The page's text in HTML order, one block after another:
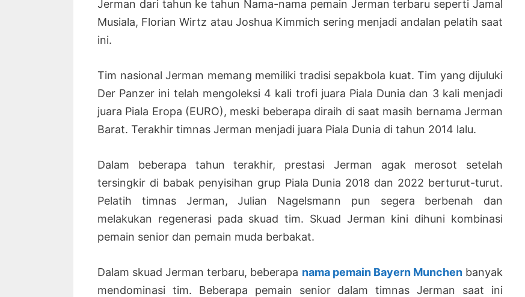
Jerman dari tahun ke tahun Nama-nama pemain Jerman terbaru seperti Jamal
Musiala, Florian Wirtz atau Joshua Kimmich sering menjadi andalan pelatih saat
ini.
Tim nasional Jerman memang memiliki tradisi sepakbola kuat. Tim yang dijuluki
Der Panzer ini telah mengoleksi 4 kali trofi juara Piala Dunia dan 3 kali menjadi
juara Piala Eropa (EURO), meski beberapa diraih di saat masih bernama Jerman
Barat. Terakhir timnas Jerman menjadi juara Piala Dunia di tahun 2014 lalu.
Dalam beberapa tahun terakhir, prestasi Jerman agak merosot setelah
tersingkir di babak penyisihan grup Piala Dunia 2018 dan 2022 berturut-turut.
Pelatih timnas Jerman, Julian Nagelsmann pun segera berbenah dan
melakukan regenerasi pada skuad tim. Skuad Jerman kini dihuni kombinasi
pemain senior dan pemain muda berbakat.
Dalam skuad Jerman terbaru, beberapa nama pemain Bayern Munchenbanyak
mendominasi tim. Beberapa pemain senior dalam timnas Jerman saat ini